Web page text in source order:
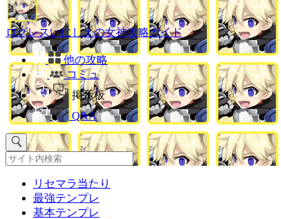
ログレスいにしえの女神攻略ガイド
他の攻略
コミュ
掲示板
Q&A
リセマラ当たり
最強テンプレ
基本テンプレ